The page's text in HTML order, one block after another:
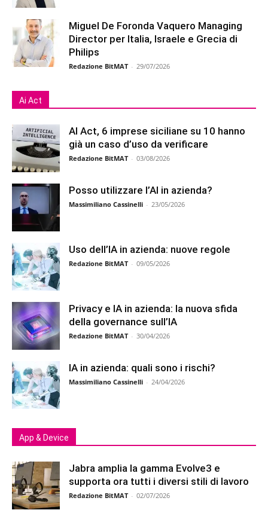
Miguel De Foronda Vaquero Managing
Director per Italia, Israele e Grecia di
Philips
Redazione BitMAT - 29/07/2026
Ai Act
AI Act, 6 imprese siciliane su 10 hanno
già un caso d’uso da verificare
Redazione BitMAT - 03/08/2026
Posso utilizzare l’AI in azienda?
Massimiliano Cassinelli - 23/05/2026
Uso dell’IA in azienda: nuove regole
Redazione BitMAT - 09/05/2026
Privacy e IA in azienda: la nuova sfida
della governance sull’IA
Redazione BitMAT - 30/04/2026
IA in azienda: quali sono i rischi?
Massimiliano Cassinelli - 24/04/2026
App & Device
Jabra amplia la gamma Evolve3 e
supporta ora tutti i diversi stili di lavoro
Redazione BitMAT - 02/07/2026